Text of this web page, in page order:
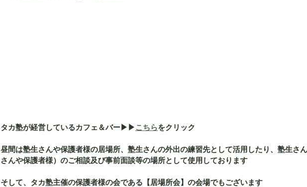
タカ塾が経営しているカフェ＆バー▶︎▶︎こちらをクリック
昼間は塾生さんや保護者様の居場所、塾生さんの外出の練習先として活用したり、塾生さ
さんや保護者様）のご相談及び事前面談等の場所として使用しております
そして、タカ塾主催の保護者様の会である【居場所会】の会場でもございます